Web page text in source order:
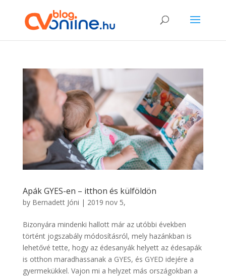
Apák GYES-en – itthon és külföldön
by Bernadett Jóni | 2019 nov 5,
Bizonyára mindenki hallott már az utóbbi években
történt jogszabály módosításról, mely hazánkban is
lehetővé tette, hogy az édesanyák helyett az édesapák
is otthon maradhassanak a GYES, és GYED idejére a
gyermekükkel. Vajon mi a helyzet más országokban a